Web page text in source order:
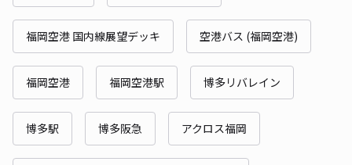
福岡空港 国内線展望デッキ 空港バス (福岡空港)
福岡空港 福岡空港駅 博多リバレイン
博多駅 博多阪急 アクロス福岡